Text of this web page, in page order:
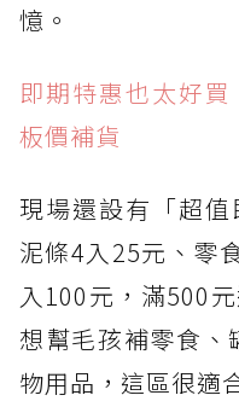
憶。
即期特惠也太好
板價補貨
現場還設有「超
泥條4入25元、零
入100元，滿500
想幫毛孩補零食、
物用品，這區很適